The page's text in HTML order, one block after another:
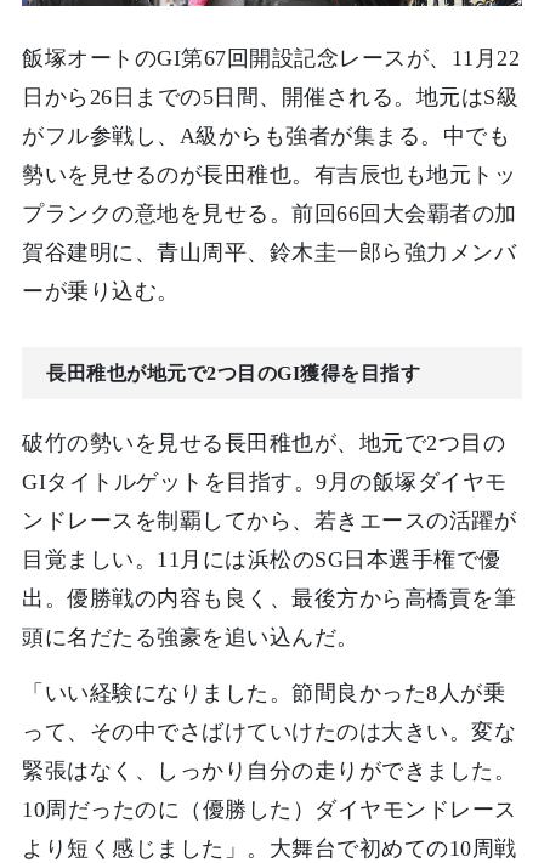
飯塚オートのGI第67回開設記念レースが、11月22
日から26日までの5日間、開催される。地元はS級
がフル参戦し、A級からも強者が集まる。中でも
勢いを見せるのが長田稚也。有吉辰也も地元トッ
プランクの意地を見せる。前回66回大会覇者の加
賀谷建明に、青山周平、鈴木圭一郎ら強力メンバ
ーが乗り込む。
長田稚也が地元で2つ目のGI獲得を目指す
破竹の勢いを見せる長田稚也が、地元で2つ目の
GIタイトルゲットを目指す。9月の飯塚ダイヤモ
ンドレースを制覇してから、若きエースの活躍が
目覚ましい。11月には浜松のSG日本選手権で優
出。優勝戦の内容も良く、最後方から高橋貢を筆
頭に名だたる強豪を追い込んだ。
「いい経験になりました。節間良かった8人が乗
って、その中でさばけていけたのは大きい。変な
緊張はなく、しっかり自分の走りができました。
10周だったのに（優勝した）ダイヤモンドレース
より短く感じました」。大舞台で初めての10周戦